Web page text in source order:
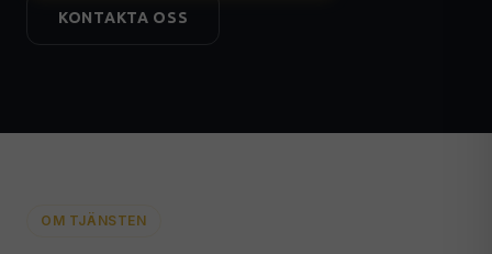
Leadgenerering & Google Ads
📊Analytics & Tracking
AI-integrationer
KONTAKTA OSS
OM TJÄNSTEN